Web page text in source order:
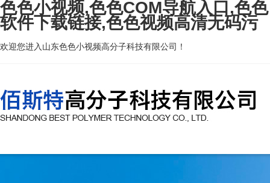
色色小视频,色色COM导航入口,色色
软件下载链接,色色视频高清无码污
欢迎您进入山东色色小视频高分子科技有限公司！